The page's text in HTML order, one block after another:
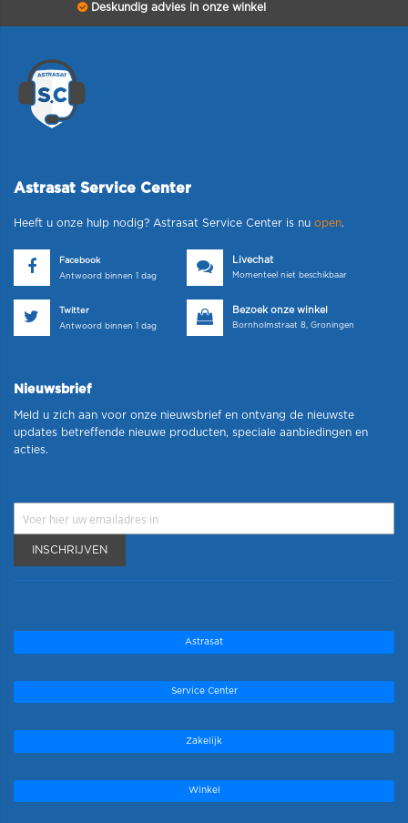
Deskundig advies in onze winkel
Astrasat Service Center
Heeft u onze hulp nodig? Astrasat Service Center is nu open.
Facebook
Antwoord binnen 1 dag
Livechat
Momenteel niet beschikbaar
Twitter
Antwoord binnen 1 dag
Bezoek onze winkel
Bornholmstraat 8, Groningen
Nieuwsbrief
Meld u zich aan voor onze nieuwsbrief en ontvang de nieuwste
updates betreffende nieuwe producten, speciale aanbiedingen en
acties.
INSCHRIJVEN
Astrasat
Service Center
Zakelijk
Winkel